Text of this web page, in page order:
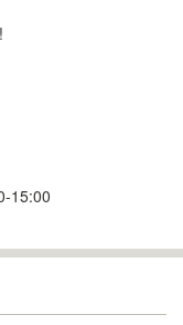
15:00